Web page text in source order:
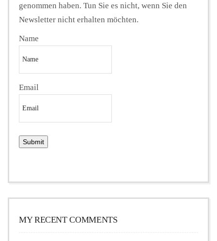
genommen haben. Tun Sie es nicht, wenn Sie den
Newsletter nicht erhalten möchten.
Name
Email
MY RECENT COMMENTS